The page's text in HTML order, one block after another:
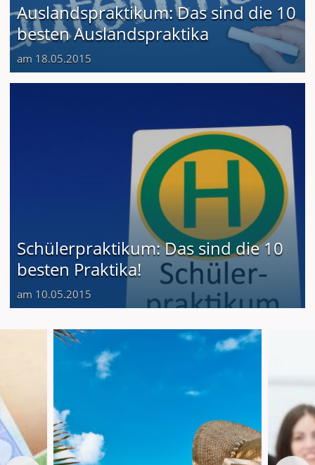
Auslandspraktikum: Das sind die 10
besten Auslandspraktika
am 18.05.2015
Schülerpraktikum: Das sind die 10
besten Praktika!
am 10.05.2015